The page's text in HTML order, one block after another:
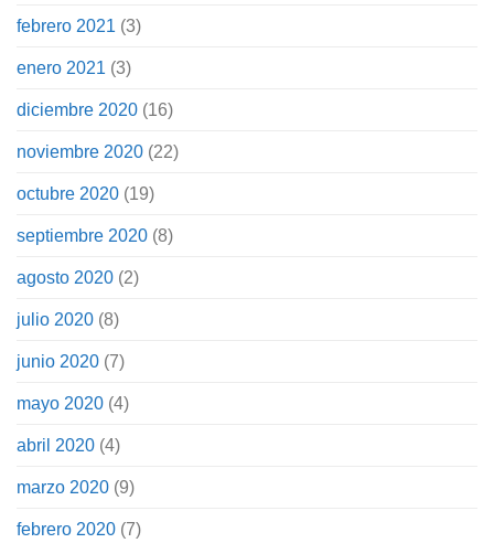
febrero 2021 (3)
enero 2021 (3)
diciembre 2020 (16)
noviembre 2020 (22)
octubre 2020 (19)
septiembre 2020 (8)
agosto 2020 (2)
julio 2020 (8)
junio 2020 (7)
mayo 2020 (4)
abril 2020 (4)
marzo 2020 (9)
febrero 2020 (7)